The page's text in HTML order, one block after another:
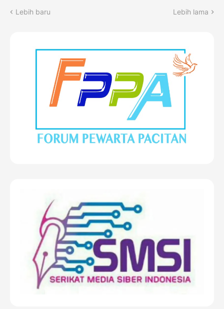
Lebih baru Lebih lama